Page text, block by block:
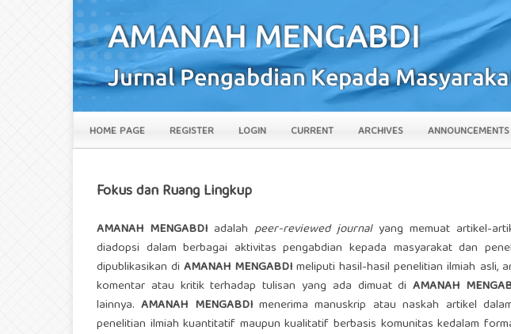
HOME PAGE REGISTER LOGIN CURRENT ARCHIVES ANNOUNCEMENTS
Fokus dan Ruang Lingkup
AMANAH MENGABDIadalah peer-reviewed journal yang memuat artikel-
diadopsi dalam berbagai aktivitas pengabdian kepada masyarakat dan
dipublikasikan diAMANAH MENGABDImeliputi hasil-hasil penelitian ilmiah asli,
komentar atau kritik terhadap tulisan yang ada dimuat diAMANAH
lainnya.AMANAH MENGABDImenerima manuskrip atau naskah artikel
penelitian ilmiah kuantitatif maupun kualitatif berbasis komunitas kedalam